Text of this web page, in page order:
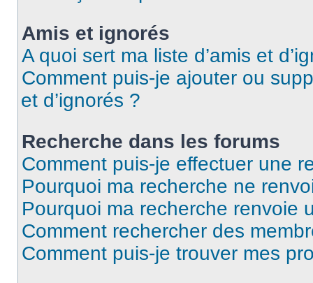
Amis et ignorés
A quoi sert ma liste d’amis et
Comment puis-je ajouter ou
et d’ignorés ?
Recherche dans les forums
Comment puis-je effectuer une
Pourquoi ma recherche ne
Pourquoi ma recherche renvoie
Comment rechercher des
Comment puis-je trouver mes